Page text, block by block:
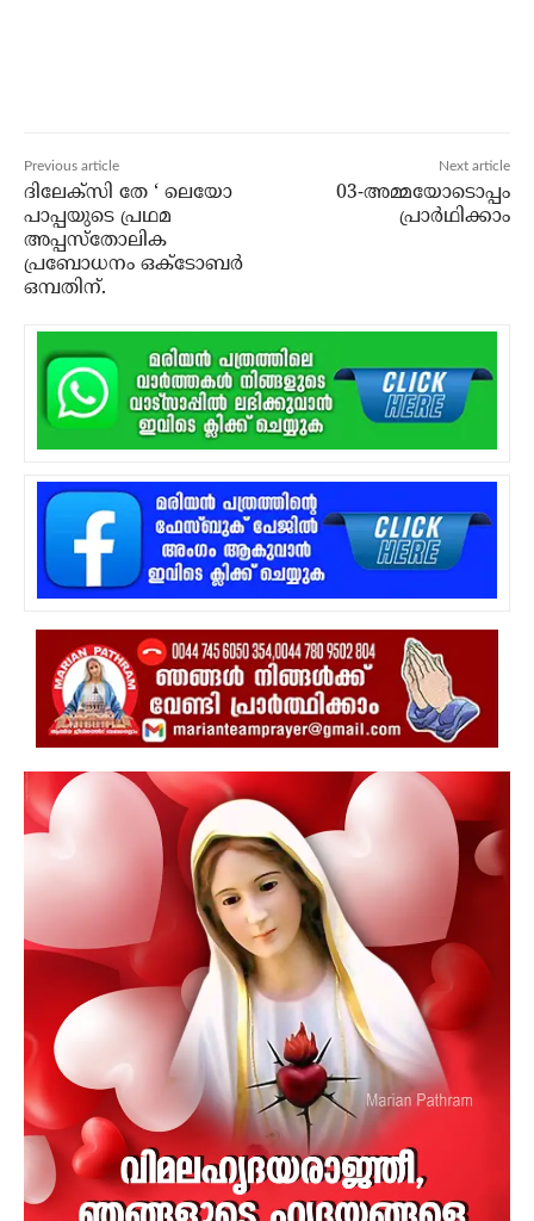
Previous article
ദിലേക്‌സി തേ ‘ ലെയോ
പാപ്പയുടെ പ്രഥമ
അപ്പസ്‌തോലിക
പ്രബോധനം ഒക്ടോബര്‍
ഒമ്പതിന്.
Next article
03-അമ്മയോടൊപ്പം
പ്രാർഥിക്കാം